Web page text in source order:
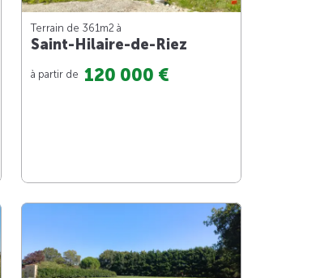
Terrain de 361m2 à
Saint-Hilaire-de-Riez
à partir de 120 000 €